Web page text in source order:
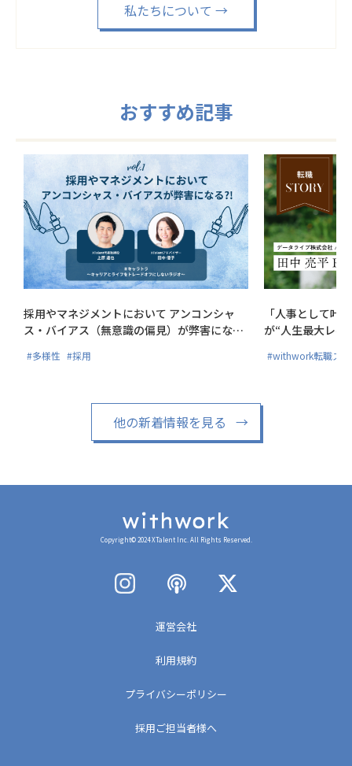
私たちについて →
おすすめ記事
採用やマネジメントにおいて アンコンシャ
ス・バイアス（無意識の偏見）が弊害にな
#多様性 #採用
「人事として叶
が“人生最大レベ
#withwork転職ス
他の新着情報を見る →
Copyright© 2024 XTalent Inc. All Rights Reserved.
運営会社
利用規約
プライバシーポリシー
採用ご担当者様へ